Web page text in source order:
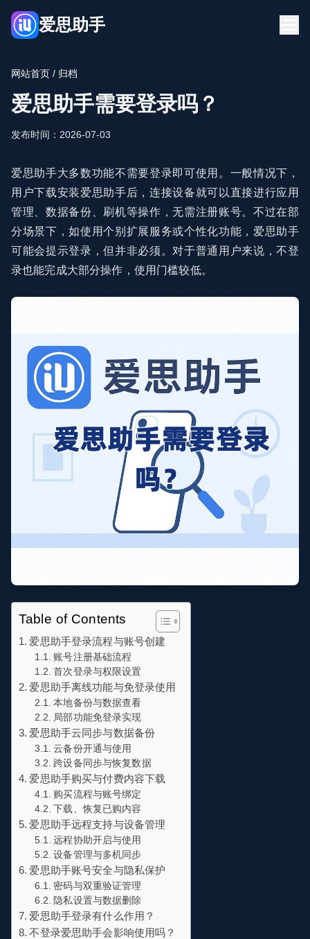
爱思助手
新闻资讯
常见问题
立即下载
网站首页 / 归档
爱思助手需要登录吗？
发布时间：2026-07-03
爱思助手大多数功能不需要登录即可使用。一般情况下，
用户下载安装爱思助手后，连接设备就可以直接进行应用
管理、数据备份、刷机等操作，无需注册账号。不过在部
分场景下，如使用个别扩展服务或个性化功能，爱思助手
可能会提示登录，但并非必须。对于普通用户来说，不登
录也能完成大部分操作，使用门槛较低。
Table of Contents
爱思助手登录流程与账号创建
账号注册基础流程
首次登录与权限设置
爱思助手离线功能与免登录使用
本地备份与数据查看
局部功能免登录实现
爱思助手云同步与数据备份
云备份开通与使用
跨设备同步与恢复数据
爱思助手购买与付费内容下载
购买流程与账号绑定
下载、恢复已购内容
爱思助手远程支持与设备管理
远程协助开启与使用
设备管理与多机同步
爱思助手账号安全与隐私保护
密码与双重验证管理
隐私设置与数据删除
爱思助手登录有什么作用？
不登录爱思助手会影响使用吗？